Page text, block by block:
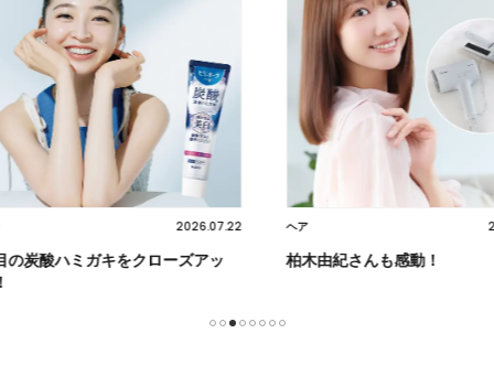
ズアッ 柏木由紀さんも感動！
朝の習慣